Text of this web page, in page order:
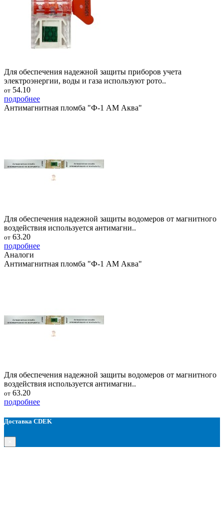
Для обеспечения надежной защиты приборов учета
электроэнергии, воды и газа используют рото..
от 54.10
подробнее
Антимагнитная пломба "Ф-1 АМ Аква"
Для обеспечения надежной защиты водомеров от магнитного
воздействия используется антимагни..
от 63.20
подробнее
Аналоги
Антимагнитная пломба "Ф-1 АМ Аква"
Для обеспечения надежной защиты водомеров от магнитного
воздействия используется антимагни..
от 63.20
подробнее
Доставка CDEK